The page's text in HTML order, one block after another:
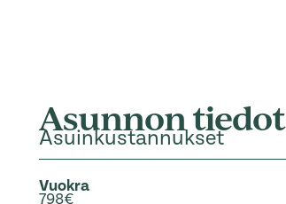
Asunnon tiedot
Asuinkustannukset
Vuokra
798€